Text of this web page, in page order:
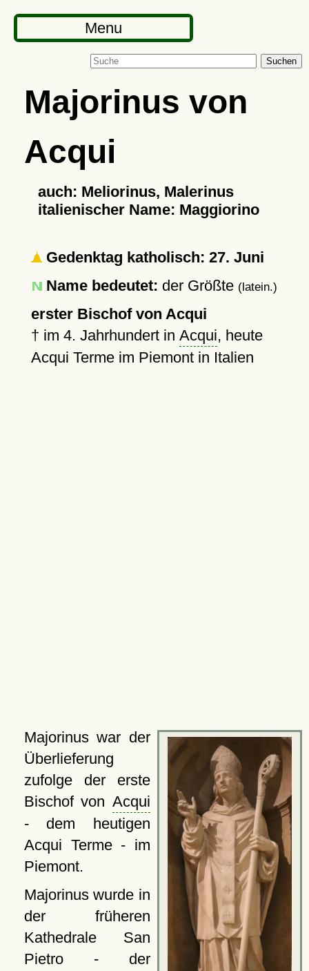
Menu
Suchen
Majorinus von
Acqui
auch: Meliorinus, Malerinus
italienischer Name: Maggiorino
Gedenktag katholisch: 27. Juni
Name bedeutet: der Größte (latein.)
erster Bischof von Acqui
† im 4. Jahrhundert in Acqui, heute
Acqui Terme im Piemont in Italien
Majorinus war der
Überlieferung
zufolge der erste
Bischof von Acqui
- dem heutigen
Acqui Terme - im
Piemont.
Majorinus wurde in
der früheren
Kathedrale San
Pietro - der